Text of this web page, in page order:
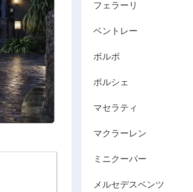
フェラーリ
ベントレー
ボルボ
ポルシェ
マセラティ
マクラーレン
ミニクーパー
メルセデスベンツ